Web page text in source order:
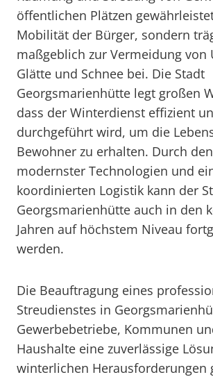
öffentlichen Plätzen
Mobilität der Bürger, sondern
maßgeblich zur Vermeidung von
Glätte und Schnee bei. Die Stadt
Georgsmarienhütte legt großen
dass der Winterdienst effizient
durchgeführt wird, um die
Bewohner zu erhalten. Durch
modernster Technologien und
koordinierten Logistik kann der
Georgsmarienhütte auch in den
Jahren auf höchstem Niveau
werden.
Die Beauftragung eines
Streudienstes in
Gewerbebetriebe, Kommunen
Haushalte eine zuverlässige
winterlichen Herausforderungen